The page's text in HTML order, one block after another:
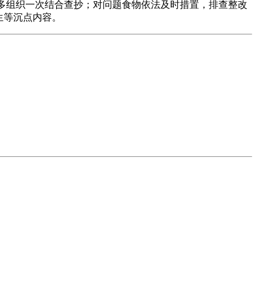
织一次结合查抄；对问题食物依法及时措置，排查整改
沉点内容。